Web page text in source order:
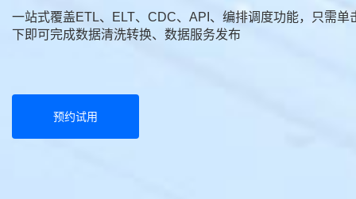
一站式覆盖ETL、ELT、CDC、API、编排调度功能，只需单
下即可完成数据清洗转换、数据服务发布
预约试用